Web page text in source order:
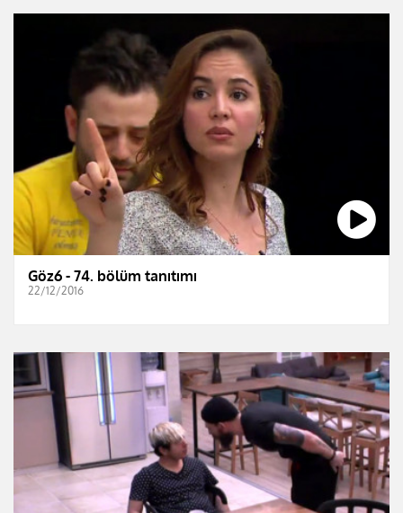
Göz6 - 74. bölüm tanıtımı
22/12/2016